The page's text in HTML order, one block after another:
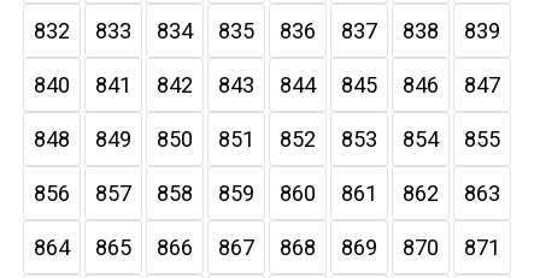
832 833 834 835 836 837 838 839
840 841 842 843 844 845 846 847
848 849 850 851 852 853 854 855
856 857 858 859 860 861 862 863
864 865 866 867 868 869 870 871